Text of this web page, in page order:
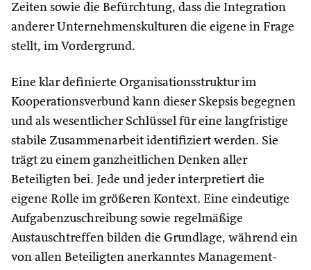
Zeiten sowie die Befürchtung, dass die Integration
anderer Unternehmenskulturen die eigene in Frage
stellt, im Vordergrund.
Eine klar definierte Organisationsstruktur im
Kooperationsverbund kann dieser Skepsis begegnen
und als wesentlicher Schlüssel für eine langfristige
stabile Zusammenarbeit identifiziert werden. Sie
trägt zu einem ganzheitlichen Denken aller
Beteiligten bei. Jede und jeder interpretiert die
eigene Rolle im größeren Kontext. Eine eindeutige
Aufgabenzuschreibung sowie regelmäßige
Austauschtreffen bilden die Grundlage, während ein
von allen Beteiligten anerkanntes Management-